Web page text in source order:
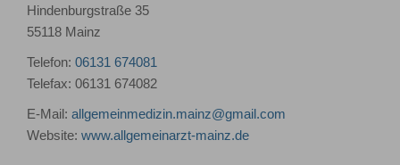
Hindenburgstraße 35
55118 Mainz
Telefon: 06131 674081
Telefax: 06131 674082
E-Mail: allgemeinmedizin.mainz@gmail.com
Website: www.allgemeinarzt-mainz.de